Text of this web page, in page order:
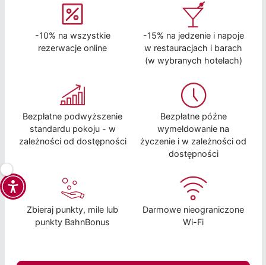
-10% na wszystkie
rezerwacje online
-15% na jedzenie i napoje
w restauracjach i barach
(w wybranych hotelach)
Bezpłatne podwyższenie
standardu pokoju - w
zależności od dostępności
Bezpłatne późne
wymeldowanie na
życzenie i w zależności od
dostępności
Zbieraj punkty, mile lub
punkty BahnBonus
Darmowe nieograniczone
Wi-Fi